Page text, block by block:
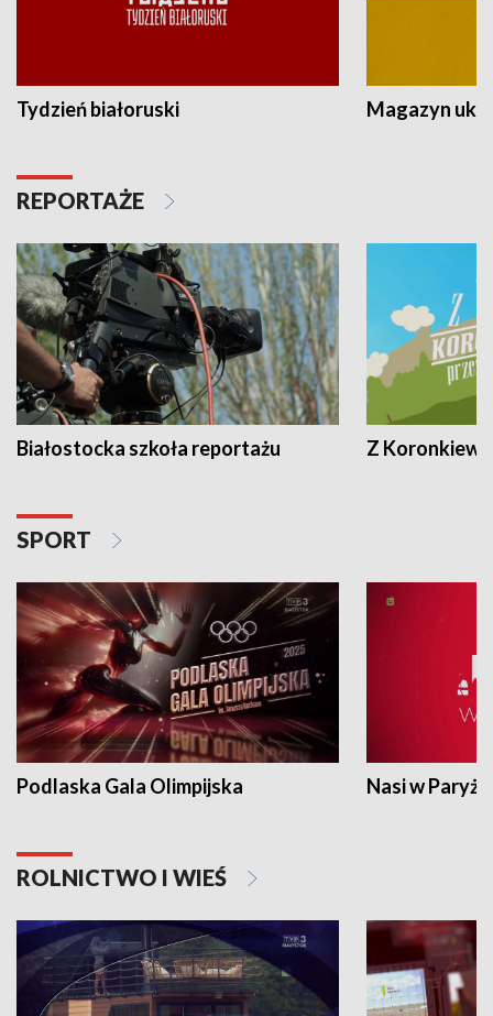
Tydzień białoruski Magazyn
REPORTAŻE
Białostocka szkoła reportażu Z
SPORT
Podlaska Gala Olimpijska Nasi w Paryżu
ROLNICTWO I WIEŚ